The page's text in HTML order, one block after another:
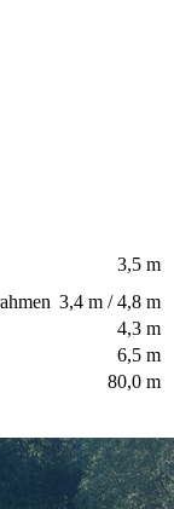
3,5 m
3,4 m / 4,8 m
4,3 m
6,5 m
80,0 m